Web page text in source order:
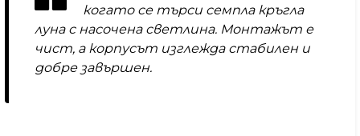
когато се търси семпла кръгла
луна с насочена светлина. Монтажът е
чист, а корпусът изглежда стабилен и
добре завършен.